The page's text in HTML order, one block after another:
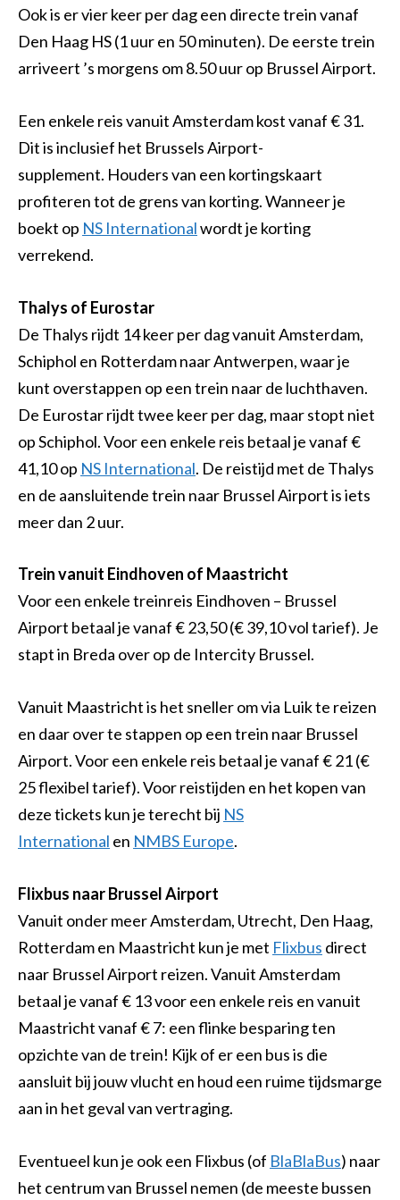
Ook is er vier keer per dag een directe trein vanaf
Den Haag HS (1 uur en 50 minuten). De eerste trein
arriveert ’s morgens om 8.50 uur op Brussel Airport.
Een enkele reis vanuit Amsterdam kost vanaf € 31.
Dit is inclusief het Brussels Airport-
supplement. Houders van een kortingskaart
profiteren tot de grens van korting. Wanneer je
boekt op NS Internationalwordt je korting
verrekend.
Thalys of Eurostar
De Thalys rijdt 14 keer per dag vanuit Amsterdam,
Schiphol en Rotterdam naar Antwerpen, waar je
kunt overstappen op een trein naar de luchthaven.
De Eurostar rijdt twee keer per dag, maar stopt niet
op Schiphol. Voor een enkele reis betaal je vanaf €
41,10 op NS International. De reistijd met de Thalys
en de aansluitende trein naar Brussel Airport is iets
meer dan 2 uur.
Trein vanuit Eindhoven of Maastricht
Voor een enkele treinreis Eindhoven – Brussel
Airport betaal je vanaf € 23,50 (€ 39,10 vol tarief). Je
stapt in Breda over op de Intercity Brussel.
Vanuit Maastricht is het sneller om via Luik te reizen
en daar over te stappen op een trein naar Brussel
Airport. Voor een enkele reis betaal je vanaf € 21 (€
25 flexibel tarief). Voor reistijden en het kopen van
deze tickets kun je terecht bij NS
International en NMBS Europe.
Flixbus naar Brussel Airport
Vanuit onder meer Amsterdam, Utrecht, Den Haag,
Rotterdam en Maastricht kun je met Flixbus direct
naar Brussel Airport reizen. Vanuit Amsterdam
betaal je vanaf € 13 voor een enkele reis en vanuit
Maastricht vanaf € 7: een flinke besparing ten
opzichte van de trein! Kijk of er een bus is die
aansluit bij jouw vlucht en houd een ruime tijdsmarge
aan in het geval van vertraging.
Eventueel kun je ook een Flixbus (of BlaBlaBus) naar
het centrum van Brussel nemen (de meeste bussen